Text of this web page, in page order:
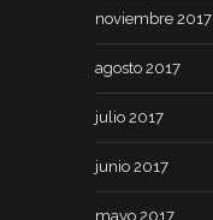
noviembre 2017
agosto 2017
julio 2017
junio 2017
mayo 2017